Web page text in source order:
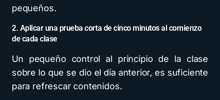
pequeños.
2. Aplicar una prueba corta de cinco minutos al comienzo
de cada clase
Un pequeño control al principio de la clase
sobre lo que se dio el día anterior, es suficiente
para refrescar contenidos.